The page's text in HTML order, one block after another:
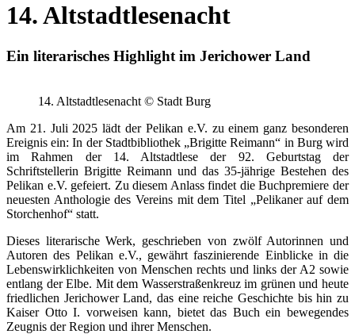
14. Altstadtlesenacht
Ein literarisches Highlight im Jerichower Land
14. Altstadtlesenacht © Stadt Burg
Am 21. Juli 2025 lädt der Pelikan e.V. zu einem ganz besonderen
Ereignis ein: In der Stadtbibliothek „Brigitte Reimann“ in Burg wird
im Rahmen der 14. Altstadtlese der 92. Geburtstag der
Schriftstellerin Brigitte Reimann und das 35-jährige Bestehen des
Pelikan e.V. gefeiert. Zu diesem Anlass findet die Buchpremiere der
neuesten Anthologie des Vereins mit dem Titel „Pelikaner auf dem
Storchenhof“ statt.
Dieses literarische Werk, geschrieben von zwölf Autorinnen und
Autoren des Pelikan e.V., gewährt faszinierende Einblicke in die
Lebenswirklichkeiten von Menschen rechts und links der A2 sowie
entlang der Elbe. Mit dem Wasserstraßenkreuz im grünen und heute
friedlichen Jerichower Land, das eine reiche Geschichte bis hin zu
Kaiser Otto I. vorweisen kann, bietet das Buch ein bewegendes
Zeugnis der Region und ihrer Menschen.